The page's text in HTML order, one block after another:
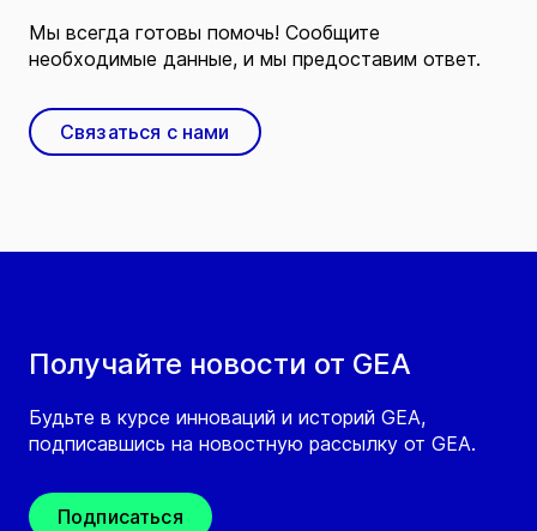
Получайте новости от GEA
Будьте в курсе инноваций и историй GEA,
подписавшись на новостную рассылку от GEA.
Подписаться
Мы всегда готовы помочь! Сообщите
необходимые данные, и мы предоставим ответ.
Связаться с нами